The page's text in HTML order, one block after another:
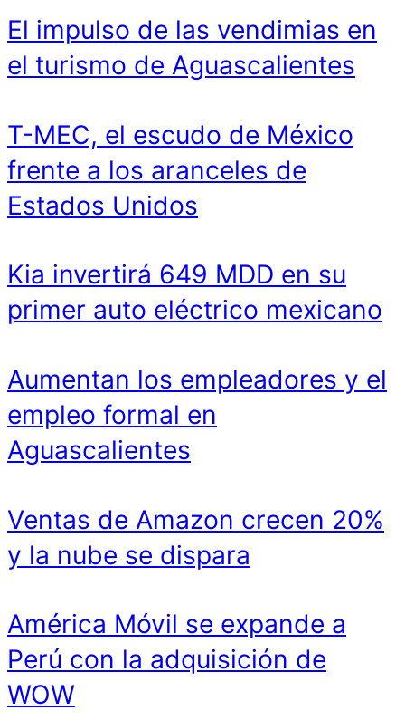
El impulso de las vendimias en
el turismo de Aguascalientes
T-MEC, el escudo de México
frente a los aranceles de
Estados Unidos
Kia invertirá 649 MDD en su
primer auto eléctrico mexicano
Aumentan los empleadores y el
empleo formal en
Aguascalientes
Ventas de Amazon crecen 20%
y la nube se dispara
América Móvil se expande a
Perú con la adquisición de
WOW